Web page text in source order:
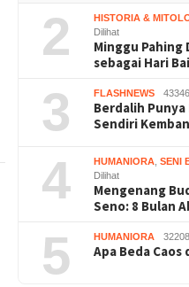
2 HISTORIA &
Dilihat
Minggu Pahing
sebagai Hari
3 FLASHNEWS
Berdalih Punya
Sendiri
4 HUMANIORA ,SENI
Dilihat
Mengenang
Seno: 8 Bulan
5 HUMANIORA
Apa Beda Caos